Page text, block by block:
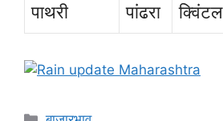
पाथरी पांढरा क्विंटल
Categories